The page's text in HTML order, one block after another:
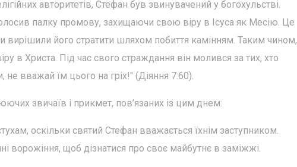
авторитетів, Стефан був звинувачений у богохульстві.
палку промову, захищаючи свою віру в Ісуса як Месію. Це
вирішили його стратити шляхом побиття камінням. Таким чином,
в Христа. Під час свого страждання він молився за тих, хто
вважай їм цього на гріх!" (Діяння 7:60).
звичаїв і прикмет, пов’язаних із цим днем:
оскільки святий Стефан вважається їхнім заступником.
ворожіння, щоб дізнатися про своє майбутнє в заміжжі.